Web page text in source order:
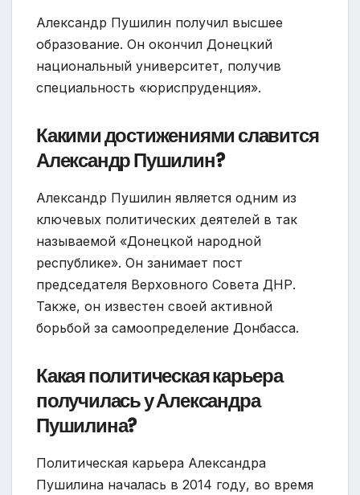
Александр Пушилин получил высшее
образование. Он окончил Донецкий
национальный университет, получив
специальность «юриспруденция».
Какими достижениями славится
Александр Пушилин?
Александр Пушилин является одним из
ключевых политических деятелей в так
называемой «Донецкой народной
республике». Он занимает пост
председателя Верховного Совета ДНР.
Также, он известен своей активной
борьбой за самоопределение Донбасса.
Какая политическая карьера
получилась у Александра
Пушилина?
Политическая карьера Александра
Пушилина началась в 2014 году, во время